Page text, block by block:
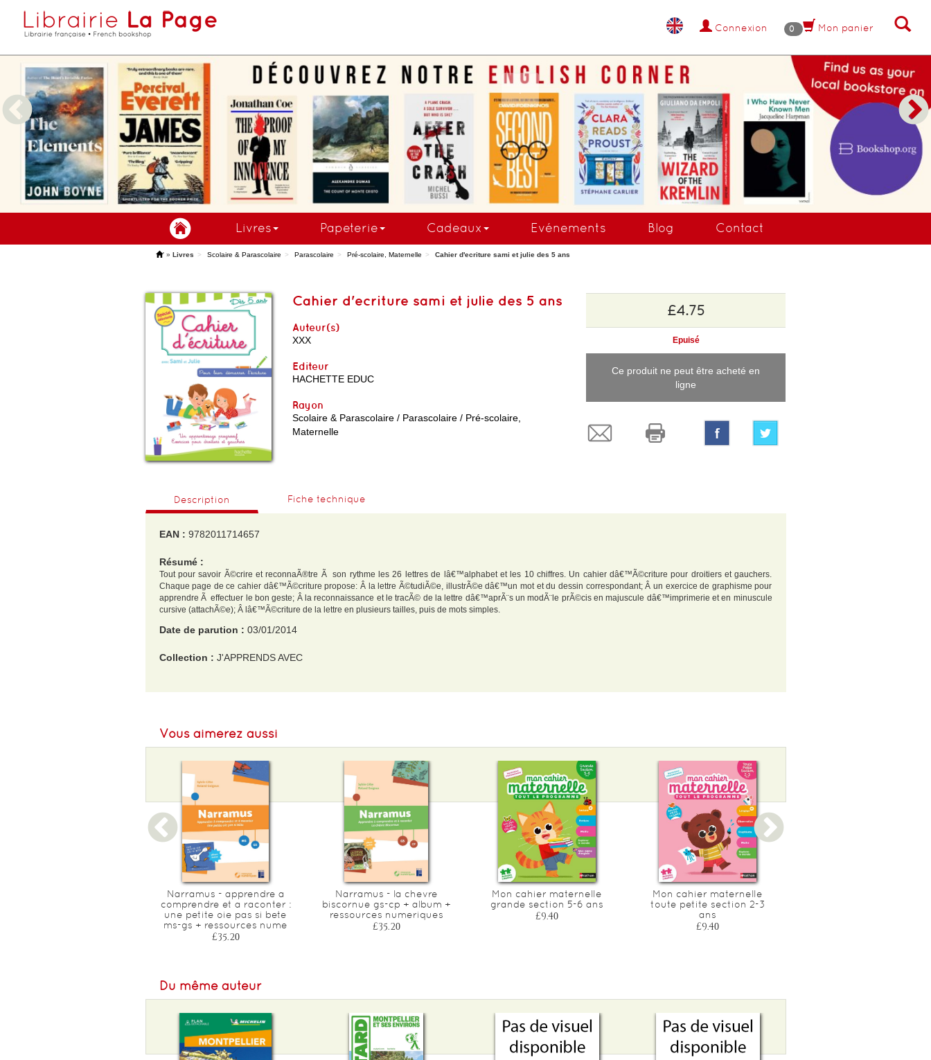
Connexion 0 Mon panier
COMMANDEZ MAINTENANT !
Livres Papeterie Cadeaux Evénements Blog Contact
'» Livres Scolaire & Parascolaire Parascolaire Pré-scolaire, Maternelle Cahier d'ecriture sami et julie des 5 ans
Cahier d'ecriture sami et julie des 5 ans
Auteur(s)
XXX
Editeur
HACHETTE EDUC
Rayon
Scolaire & Parascolaire / Parascolaire / Pré-scolaire,
Maternelle
£4.75
Epuisé
Ce produit ne peut être acheté en
ligne
Description Fiche technique
EAN : 9782011714657
Résumé :
Tout pour savoir Ã©crire et reconnaÃ®tre Ã son rythme les 26 lettres de lâ€™alphabet et les 10 chiffres. Un cahier dâ€™Ã©criture pour droitiers et gauchers.
Chaque page de ce cahier dâ€™Ã©criture propose: Â la lettre Ã©tudiÃ©e, illustrÃ©e dâ€™un mot et du dessin correspondant; Â un exercice de graphisme pour
apprendre Ã effectuer le bon geste; Â la reconnaissance et le tracÃ© de la lettre dâ€™aprÃ¨s un modÃ¨le prÃ©cis en majuscule dâ€™imprimerie et en minuscule
cursive (attachÃ©e); Â lâ€™Ã©criture de la lettre en plusieurs tailles, puis de mots simples.
Date de parution : 03/01/2014
Collection : J'APPRENDS AVEC
Format L :195
Epaisseur :
Vous aimerez aussi
Narramus - apprendre a
comprendre et a raconter :
une petite oie pas si bete
ms-gs + ressources nume
£35.20
Narramus - la chevre
biscornue gs-cp + album +
ressources numeriques
£35.20
Mon cahier maternelle
grande section 5-6 ans
£9.40
Mon cahier maternelle
toute petite section 2-3
ans
£9.40
Du même auteur